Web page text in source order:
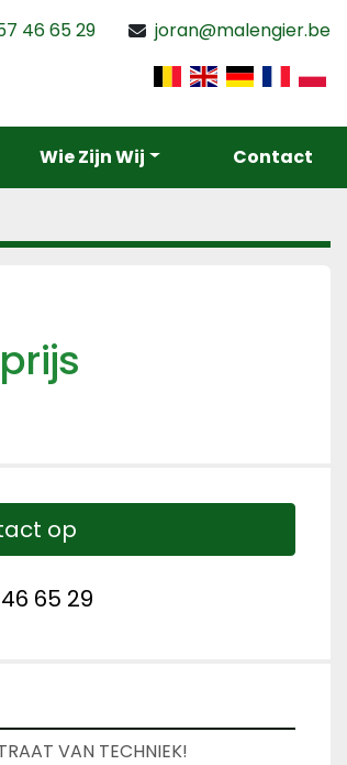
46 65 29 joran@malengier.be
Wie Zijn Wij Contact
op
65 29
VAN TECHNIEK!